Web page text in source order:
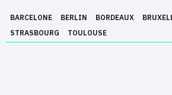
BARCELONE BERLIN BORDEAUX
STRASBOURG
TOULOUSE